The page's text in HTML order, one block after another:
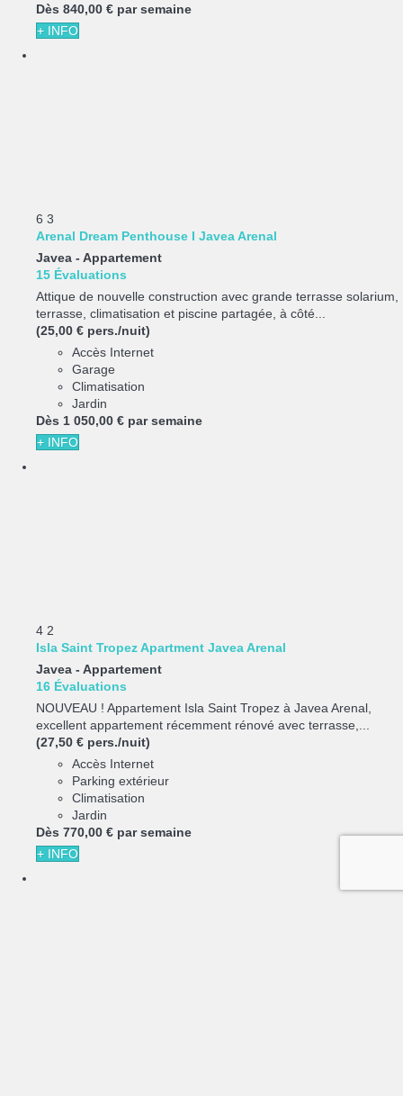
Dès 840,00 € par semaine
+ INFO
6 3
Arenal Dream Penthouse I Javea Arenal
Javea - Appartement
15 Évaluations
Attique de nouvelle construction avec grande terrasse solarium,
terrasse, climatisation et piscine partagée, à côté...
(25,00 € pers./nuit)
Accès Internet
Garage
Climatisation
Jardin
Dès 1 050,00 € par semaine
+ INFO
4 2
Isla Saint Tropez Apartment Javea Arenal
Javea - Appartement
16 Évaluations
NOUVEAU ! Appartement Isla Saint Tropez à Javea Arenal,
excellent appartement récemment rénové avec terrasse,...
(27,50 € pers./nuit)
Accès Internet
Parking extérieur
Climatisation
Jardin
Dès 770,00 € par semaine
+ INFO